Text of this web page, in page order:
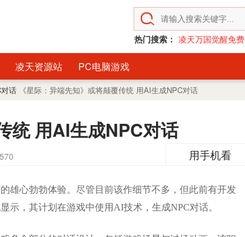
热门搜索： 凌天万国觉醒免
凌天资源站 PC电脑游戏
话 《星际：异端先知》或将颠覆传统 用AI生成NPC对话
统 用AI生成NPC对话
570 用手机看
心勃勃体验。尽管目前该作细节不多，但此前有开发
示，其计划在游戏中使用AI技术，生成NPC对话。